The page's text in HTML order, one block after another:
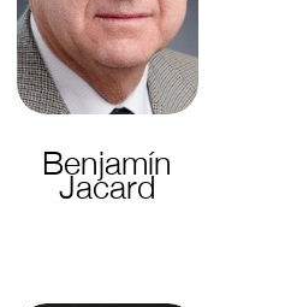
Benjamín
Jacard